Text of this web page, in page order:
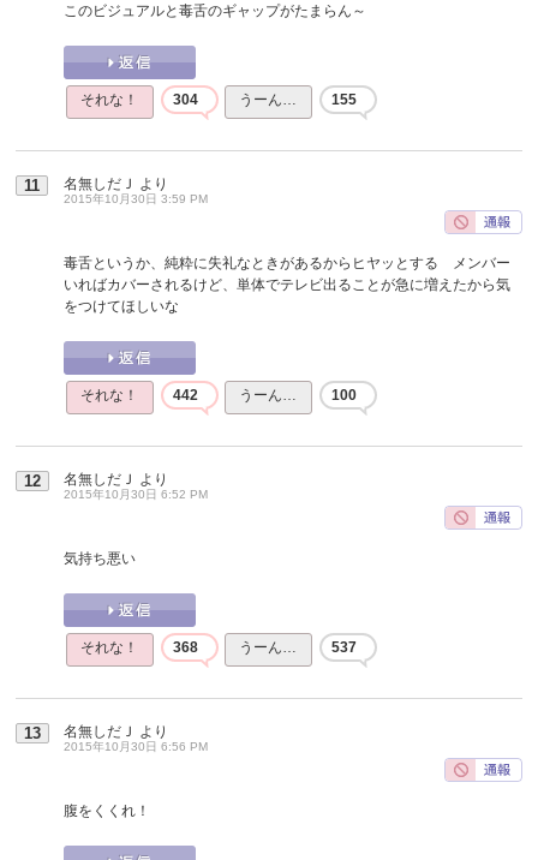
このビジュアルと毒舌のギャップがたまらん～
それな！ 304 うーん… 155
11 名無しだＪ より
2015年10月30日 3:59 PM
毒舌というか、純粋に失礼なときがあるからヒヤッとする メンバー
いればカバーされるけど、単体でテレビ出ることが急に増えたから気
をつけてほしいな
それな！ 442 うーん… 100
12 名無しだＪ より
2015年10月30日 6:52 PM
気持ち悪い
それな！ 368 うーん… 537
13 名無しだＪ より
2015年10月30日 6:56 PM
腹をくくれ！